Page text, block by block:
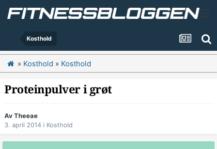
Kosthold
» Kosthold » Kosthold
Proteinpulver i grøt
AvTheeae
3. april 2014 i Kosthold